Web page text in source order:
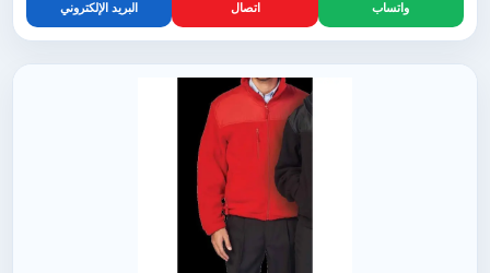
واتساب اتصال البريد الإلكتروني